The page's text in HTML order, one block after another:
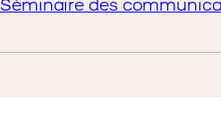
Séminaire des